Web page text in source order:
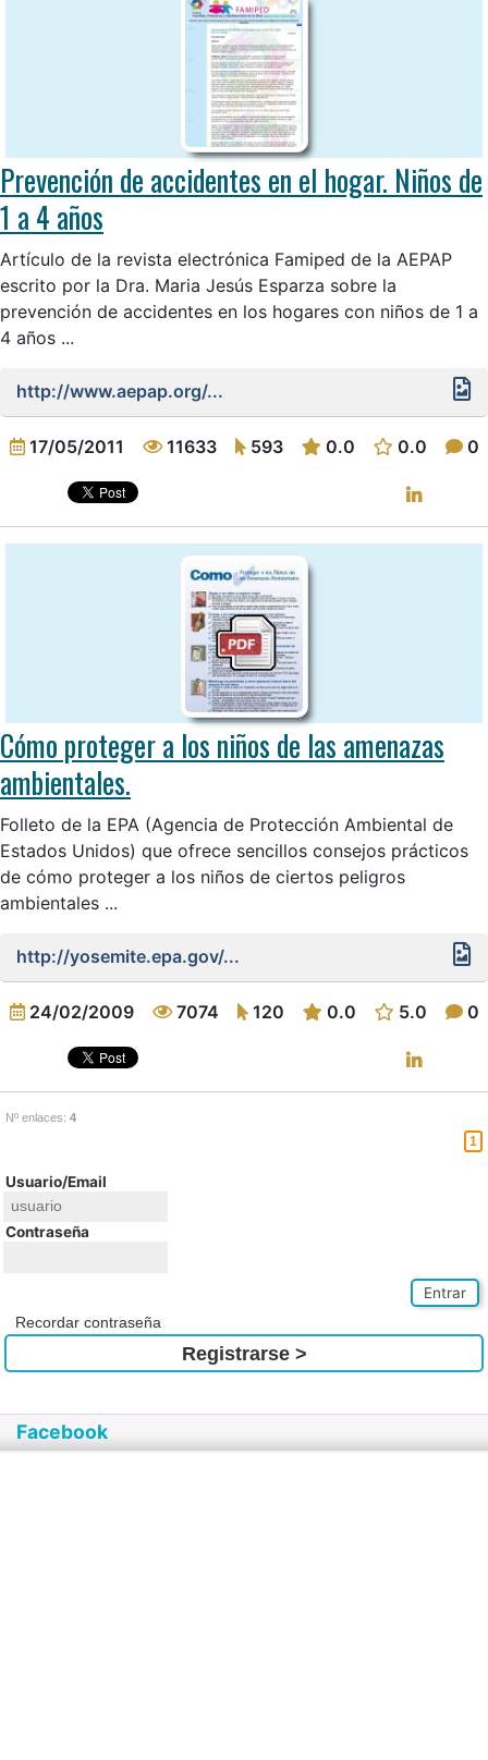
Prevención de accidentes en el hogar. Niños de
1 a 4 años
Artículo de la revista electrónica Famiped de la AEPAP
escrito por la Dra. Maria Jesús Esparza sobre la
prevención de accidentes en los hogares con niños de 1 a
4 años ...
http://www.aepap.org/...
17/05/2011 11633 593 0.0 0.0 0
Cómo proteger a los niños de las amenazas
ambientales.
Folleto de la EPA (Agencia de Protección Ambiental de
Estados Unidos) que ofrece sencillos consejos prácticos
de cómo proteger a los niños de ciertos peligros
ambientales ...
http://yosemite.epa.gov/...
24/02/2009 7074 120 0.0 5.0 0
Nº enlaces: 4
1
Usuario/Email
Contraseña
Entrar
Recordar contraseña
Registrarse >
Facebook